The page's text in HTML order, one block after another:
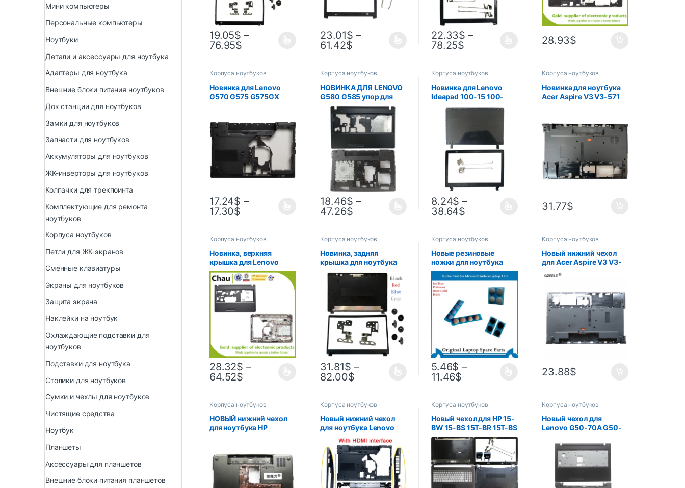
19.05$ –
76.95$
23.01$ –
61.42$
22.33$ –
78.25$ 28.93$
Корпуса ноутбуков
Новинка для Lenovo
G570 G575 G575GX
черный без/с
комбинированной
“HDMI”
17.24$ –
17.30$
Корпуса ноутбуков
НОВИНКА ДЛЯ LENOVO
G580 G585 упор для
рук верхняя/нижняя
часть корпуса ноутбука
базовая крышка с HDMI
AP0N 2000100
18.46$ –
47.26$
Корпуса ноутбуков
Новинка для Lenovo
Ideapad 100-15 100-
15IBY B50-10 задняя
крышка верхний чехол
задняя крышка/
передняя панель/петли
L & R
8.24$ –
38.64$
Корпуса ноутбуков
Новинка для ноутбука
Acer Aspire V3 V3-571
31.77$
Корпуса ноутбуков
Новинка, верхняя
крышка для Lenovo
G570 G575, Упор для
рук, верхний корпус +
нижнее основание,
корпус D, корпус с HDMI
портом AP0GM000A00
28.32$ –
64.52$
Корпуса ноутбуков
Новинка, задняя
крышка для ноутбука
Acer Aspire 3, задняя
панель/верхняя/нижняя
31.81$ –
82.00$
Корпуса ноутбуков
Новые резиновые
ножки для ноутбука
Surface 3, 4, 5, 6, нижняя
часть корпуса,
подставка для ног 1872
1868 1952 1867 1950
1958 года,
серебристый, золотой,
ледяной синий, черный
5.46$ –
11.46$
Корпуса ноутбуков
Новый нижний чехол
для Acer Aspire V3 V3-
571G V3-551G V3-571
ноутбука
23.88$
Корпуса ноутбуков
НОВЫЙ нижний чехол
для ноутбука HP
2348SG TPN-Q110
684164 -001 Корпус D
Корпуса ноутбуков
Новый нижний чехол
для ноутбука Lenovo
G570 G575 G575GX
G575AX Base Chassis D,
чехол с HDMI-
совместимым
Корпуса ноутбуков
Новый чехол для HP 15-
BW 15-BS 15T-BR 15T-BS
15Z-BW 250 G6 255
TPN-C129, задняя
крышка ЖК-дисплея/
рамка/US RU SP, упор
для рук, верхняя/
нижняя/петли
Корпуса ноутбуков
Новый чехол для
Lenovo G50-70A G50-
G50-30 женский чехол
для ноутбука с
подставкой для рук,
Нижняя основа D Shell
Мини компьютеры
Персональные компьютеры
Ноутбуки
Детали и аксессуары для ноутбука
Адаптеры для ноутбука
Внешние блоки питания ноутбуков
Док станции для ноутбуков
Замки для ноутбуков
Запчасти для ноутбуков
Аккумуляторы для ноутбуков
ЖК-инверторы для ноутбуков
Колпачки для трекпоинта
Комплектующие для ремонта
ноутбуков
Корпуса ноутбуков
Петли для ЖК-экранов
Сменные клавиатуры
Экраны для ноутбуков
Защита экрана
Наклейки на ноутбук
Охлаждающие подставки для
ноутбуков
Подставки для ноутбука
Столики для ноутбуков
Сумки и чехлы для ноутбуков
Чистящие средства
Ноутбук
Планшеты
Аксессуары для планшетов
Внешние блоки питания планшетов